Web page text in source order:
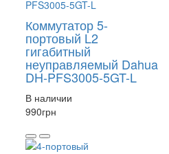
Коммутатор 5-
портовый L2
гигабитный
неуправляемый Dahua
DH-PFS3005-5GT-L
В наличии
990грн